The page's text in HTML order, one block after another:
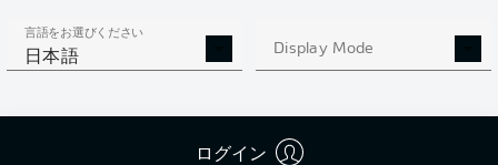
言語をお選びください
日本語 Display Mode
ログイン
試合終了